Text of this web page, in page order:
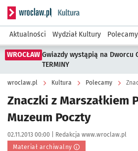
Serwis informacyjny wroclaw.pl
Aktualności Wydział Kultury Polecamy
WROCŁAW Gwiazdy wystąpią na Dworcu
TERMINY
wroclaw.pl Kultura Polecamy
Znaczki z Marszałkiem
Muzeum Poczty
Data publikacji:
02.11.2013 00:00 | Autor:
Redakcja www.wroclaw.pl
Materiał archiwalny